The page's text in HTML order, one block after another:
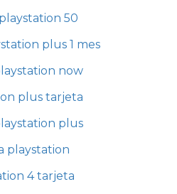
50
plus 1 mes
now
plus tarjeta
plus
playstation
4 tarjeta